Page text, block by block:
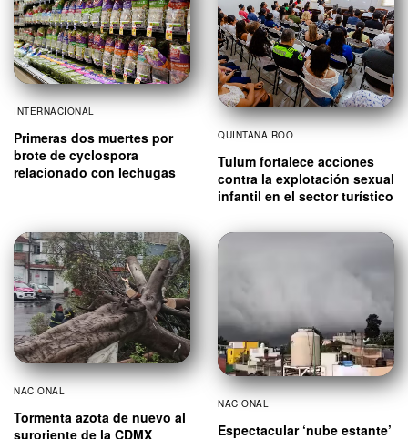
INTERNACIONAL
Primeras dos muertes por
brote de cyclospora
relacionado con lechugas
QUINTANA ROO
Tulum fortalece acciones
contra la explotación sexual
infantil en el sector turístico
NACIONAL
Tormenta azota de nuevo al
suroriente de la CDMX
NACIONAL
Espectacular ‘nube estante’